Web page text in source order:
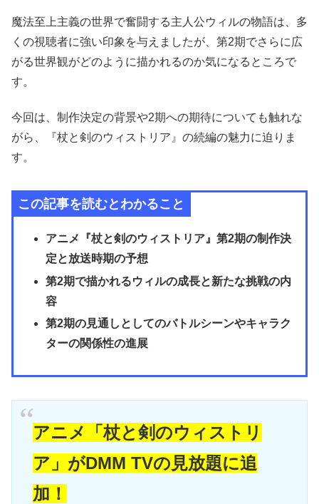
魔法至上主義の世界で奮闘する主人公ウィルの物語は、多
くの視聴者に強い印象を与えましたが、第2期でさらに広
がる世界観がどのように描かれるのか気になるところで
す。
今回は、制作決定の背景や2期への期待についても触れな
がら、『杖と剣のウィストリア』の続編の魅力に迫りま
す。
この記事を読むとわかること
アニメ『杖と剣のウィストリア』第2期の制作決
定と放送時期の予想
第2期で描かれるウィルの成長と新たな挑戦の内
容
第2期の見通しとしてのバトルシーンやキャラク
ターの関係性の進展
アニメ「杖と剣のウィストリ
ア」がDMM TVの見放題に追
加！